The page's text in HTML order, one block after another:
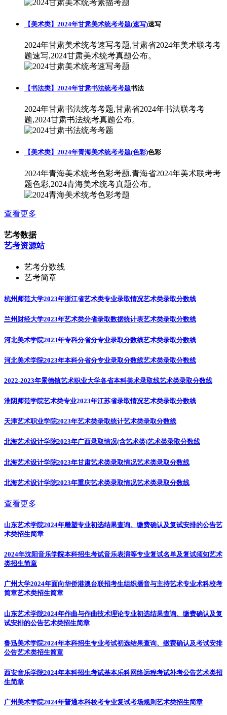
【美术类】2024年甘肃美术统考考题(速写)速写
2024年甘肃美术统考速写考题,甘肃省2024年美术联考考
题速写,2024甘肃美术统考真题公布。
【书法类】2024年甘肃书法统考考题书法
2024年甘肃书法统考考题,甘肃省2024年书法联考考
题,2024甘肃书法统考真题公布。
【美术类】2024年青海美术统考考题(色彩)色彩
2024年青海美术统考色彩考题,青海省2024年美术联考考
题色彩,2024青海美术统考真题公布。
查看更多
艺考数据
艺考资源站
艺考分数线
艺考简章
杭州师范大学2023年浙江省艺术类专业录取情况艺术类录取分数线
兰州财经大学2023年艺术类分省录取数据统计表艺术类录取分数线
河北美术学院2023年专科分省分专业录取分数线艺术类录取分数线
河北美术学院2023年本科分省分专业录取分数线艺术类录取分数线
2022-2023年景德镇艺术职业大学各省本科美术录取线艺术类录取分数线
淮阴师范学院艺术类专业2023年江苏省录取情况艺术类录取分数线
天津艺术职业学院2023年艺术类录取统计艺术类录取分数线
北海艺术设计学院2023年广西录取情况(含艺术类)艺术类录取分数线
北海艺术设计学院2023年甘肃艺术类录取情况艺术类录取分数线
北海艺术设计学院2023年重庆艺术类录取情况艺术类录取分数线
查看更多
山东艺术学院2024年雕塑专业初选结果查询、缴费确认及复试安排的公告艺
术类招生简章
2024年沈阳音乐学院本科招生考试音乐表演等专业复试名单及复试须知艺术
类招生简章
广州大学2024年面向华侨港澳台联招考生组织播音与主持艺术专业术科校考
简章艺术类招生简章
山东艺术学院2024年作曲与作曲技术理论专业初选结果查询、缴费确认及复
试安排的公告艺术类招生简章
鲁迅美术学院2024年本科招生专业考试初选结果查询、缴费确认及考试安排
公告艺术类招生简章
西安音乐学院2024年本科招生考试基本乐科网络远程考试补考公告艺术类招
生简章
广州美术学院2024年普通本科校考专业复试考场规则艺术类招生简章